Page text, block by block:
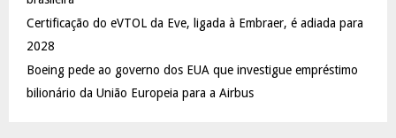
Certificação do eVTOL da Eve, ligada à Embraer, é adiada para
2028
Boeing pede ao governo dos EUA que investigue empréstimo
bilionário da União Europeia para a Airbus